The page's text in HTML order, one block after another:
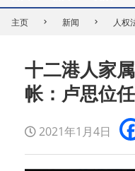
主页 新闻 人权
十二港人家
帐：卢思位
2021年1月4日